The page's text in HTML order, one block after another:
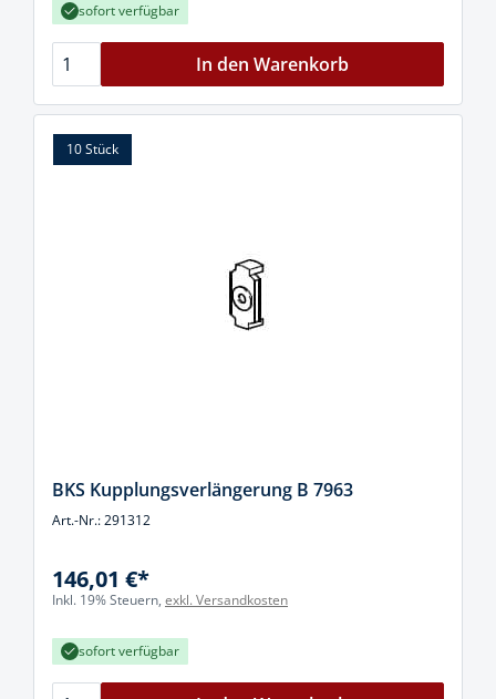
sofort verfügbar
In den Warenkorb
10 Stück
BKS Kupplungsverlängerung B 7963
Art.-Nr.: 291312
146,01 €*
Inkl. 19% Steuern, exkl. Versandkosten
sofort verfügbar